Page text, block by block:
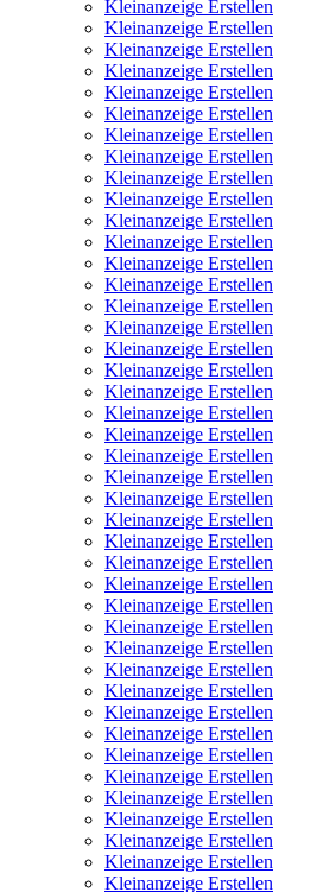
Kleinanzeige Erstellen
Kleinanzeige Erstellen
Kleinanzeige Erstellen
Kleinanzeige Erstellen
Kleinanzeige Erstellen
Kleinanzeige Erstellen
Kleinanzeige Erstellen
Kleinanzeige Erstellen
Kleinanzeige Erstellen
Kleinanzeige Erstellen
Kleinanzeige Erstellen
Kleinanzeige Erstellen
Kleinanzeige Erstellen
Kleinanzeige Erstellen
Kleinanzeige Erstellen
Kleinanzeige Erstellen
Kleinanzeige Erstellen
Kleinanzeige Erstellen
Kleinanzeige Erstellen
Kleinanzeige Erstellen
Kleinanzeige Erstellen
Kleinanzeige Erstellen
Kleinanzeige Erstellen
Kleinanzeige Erstellen
Kleinanzeige Erstellen
Kleinanzeige Erstellen
Kleinanzeige Erstellen
Kleinanzeige Erstellen
Kleinanzeige Erstellen
Kleinanzeige Erstellen
Kleinanzeige Erstellen
Kleinanzeige Erstellen
Kleinanzeige Erstellen
Kleinanzeige Erstellen
Kleinanzeige Erstellen
Kleinanzeige Erstellen
Kleinanzeige Erstellen
Kleinanzeige Erstellen
Kleinanzeige Erstellen
Kleinanzeige Erstellen
Kleinanzeige Erstellen
Kleinanzeige Erstellen